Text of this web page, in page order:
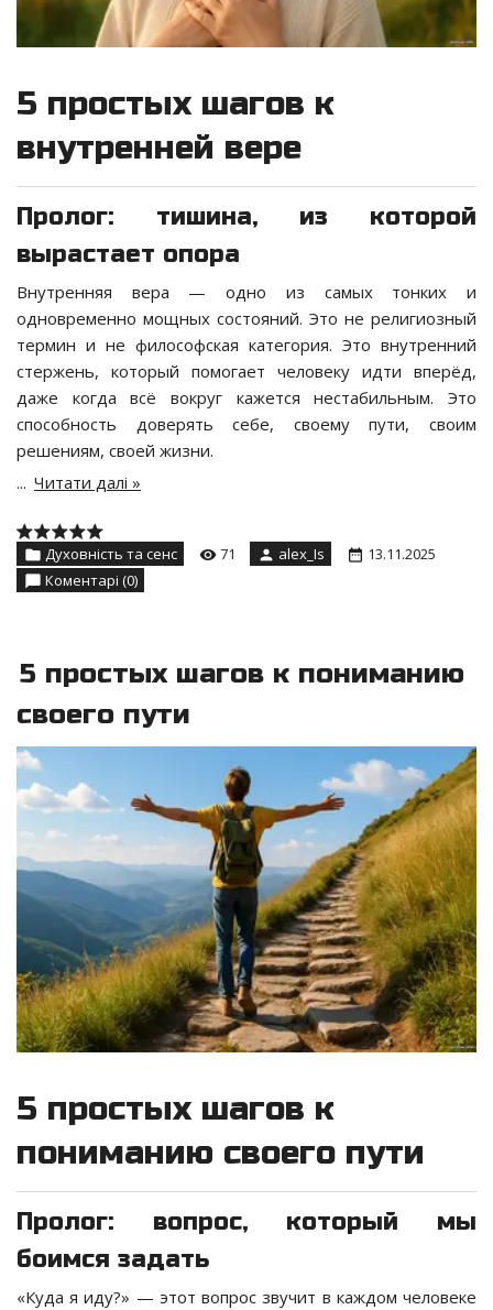
5 простых шагов к
внутренней вере
Пролог: тишина, из которой
вырастает опора
Внутренняя вера — одно из самых тонких и
одновременно мощных состояний. Это не религиозный
термин и не философская категория. Это внутренний
стержень, который помогает человеку идти вперёд,
даже когда всё вокруг кажется нестабильным. Это
способность доверять себе, своему пути, своим
решениям, своей жизни.
... Читати далі »
Духовність та сенс 71 alex_Is
13.11.2025
Коментарі (0)
5 простых шагов к пониманию
своего пути
5 простых шагов к
пониманию своего пути
Пролог: вопрос, который мы
боимся задать
«Куда я иду?» — этот вопрос звучит в каждом человеке